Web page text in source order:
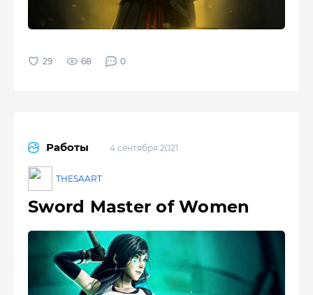
68 0
Работы 4 сентября 2021
THESAART
Sword Master of Women